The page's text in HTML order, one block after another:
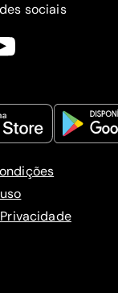
sociais